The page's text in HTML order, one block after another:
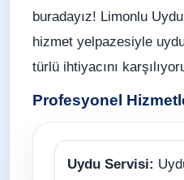
buradayız! Limonlu
hizmet yelpazesiyle
türlü ihtiyacını
Profesyonel
Uydu Servisi: